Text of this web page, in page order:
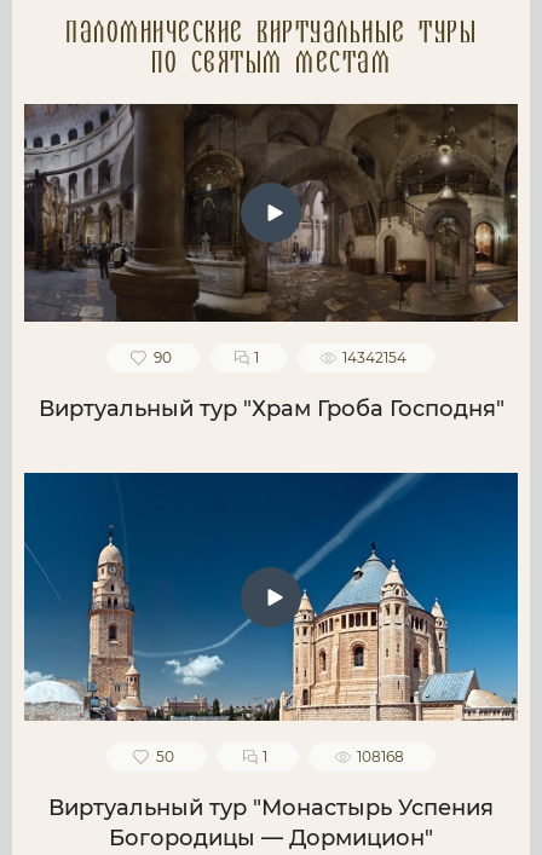
Паломнические Виртуальные туры
по святым местам
90 1 14342154
Виртуальный тур "Храм Гроба Господня"
50 1 108168
Виртуальный тур "Монастырь Успения
Богородицы — Дормицион"